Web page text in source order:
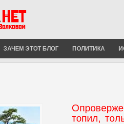
ЗАЧЕМ ЭТОТ БЛОГ ПОЛИТИКА
топил,